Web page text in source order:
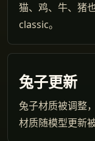
猫、鸡、牛、猪
classic。
兔子更新
兔子材质被调整
材质随模型更新